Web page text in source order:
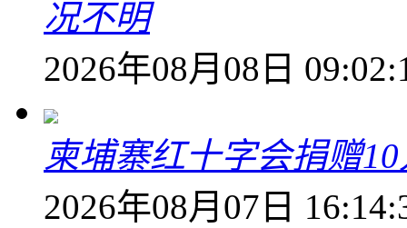
况不明
2026年08月08日
柬埔寨红十字会捐赠
2026年08月07日